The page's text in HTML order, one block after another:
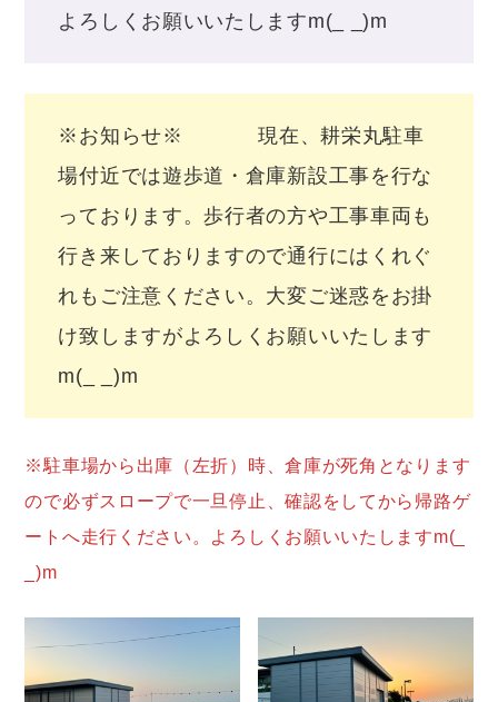
よろしくお願いいたしますm(_ _)m
※お知らせ※ 現在、耕栄丸駐車
場付近では遊歩道・倉庫新設工事を行な
っております。歩行者の方や工事車両も
行き来しておりますので通行にはくれぐ
れもご注意ください。大変ご迷惑をお掛
け致しますがよろしくお願いいたします
m(_ _)m
※駐車場から出庫（左折）時、倉庫が死角となります
ので必ずスロープで一旦停止、確認をしてから帰路ゲ
ートへ走行ください。よろしくお願いいたしますm(_
_)m